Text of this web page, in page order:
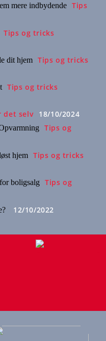
mere indbydende Tips
Tips og tricks
dit hjem Tips og tricks
Tips og tricks
det selv 18/10/2024
Tips og
hjem Tips og tricks
boligsalg Tips og
12/10/2022